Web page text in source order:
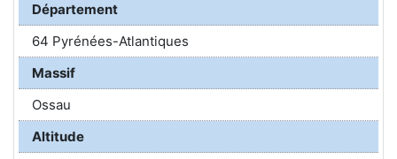
Département
64 Pyrénées-Atlantiques
Massif
Ossau
Altitude